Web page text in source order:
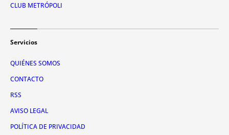
CLUB METRÓPOLI
Servicios
QUIÉNES SOMOS
CONTACTO
RSS
AVISO LEGAL
POLÍTICA DE PRIVACIDAD